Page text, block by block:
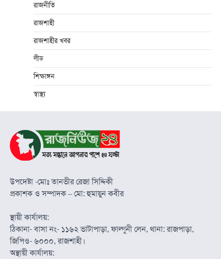
রাজনীতি
রাজশাহী
রাজশাহীর খবর
লীড
শিক্ষাঙ্গন
স্বাস্থ্য
উপদেষ্টা -মোঃ তানভীর রেজা সিদ্দিকী
প্রকাশক ও সম্পাদক – মো: হুমায়ুন কবীর
স্থায়ী কার্যালয়:
ঠিকানা- বাসা নং- ১১৬২ ভাটাপাড়া, ফাল্গুনী লেন, থানা: রাজপাড়া,
জিপিও- ৬০০০, রাজশাহী।
অস্থায়ী কার্যালয়: